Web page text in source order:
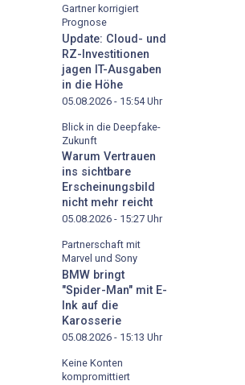
Gartner korrigiert
Prognose
Update: Cloud- und
RZ-Investitionen
jagen IT-Ausgaben
in die Höhe
05.08.2026 - 15:54Uhr
Blick in die Deepfake-
Zukunft
Warum Vertrauen
ins sichtbare
Erscheinungsbild
nicht mehr reicht
05.08.2026 - 15:27 Uhr
Partnerschaft mit
Marvel und Sony
BMW bringt
"Spider-Man" mit E-
Ink auf die
Karosserie
05.08.2026 - 15:13 Uhr
Keine Konten
kompromittiert